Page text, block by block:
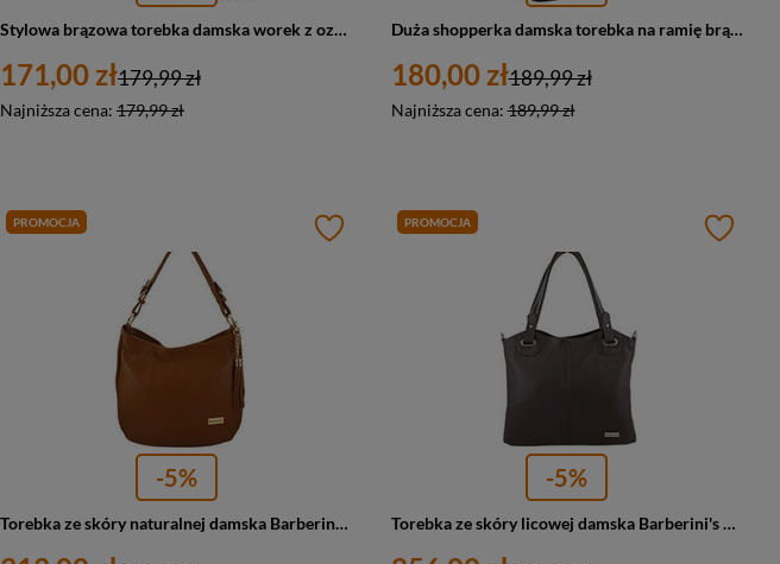
Stylowa brązowa torebka damska worek z ozdobnym panelem - David Jones 6875-2
171,00 zł
Najniższa cena: 179,99 zł
179,99 zł
Duża shopperka damska torebka na ramię brązowa - David Jones 6875-4
180,00 zł
Najniższa cena:189,99 zł
189,99 zł
PROMOCJA
-5%
Torebka ze skóry naturalnej damska Barberini's 986-12 shopper A4 jasnobrązowa
PROMOCJA
-5%
Torebka ze skóry licowej damska Barberini's 982-11 shopper A4 ciemnobrązowa